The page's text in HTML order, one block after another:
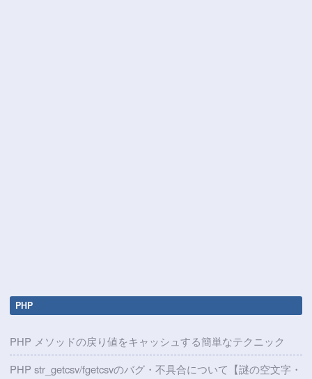
PHP
PHP メソッドの戻り値をキャッシュする簡単なテクニック
PHP str_getcsv/fgetcsvのバグ・不具合について【謎の空文字・